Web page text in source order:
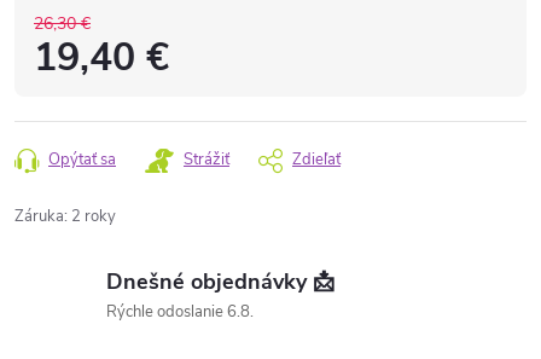
26,30 €
19,40 €
Opýtať sa Strážiť Zdieľať
Záruka: 2 roky
Dnešné objednávky 📩
Rýchle odoslanie 6.8.